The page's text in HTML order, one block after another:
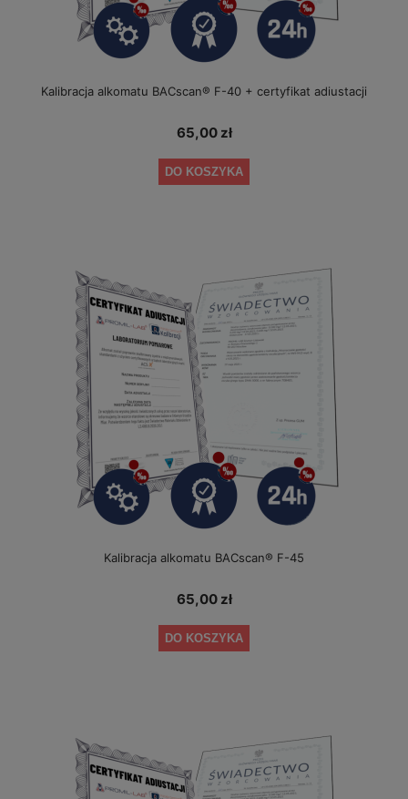
Kalibracja alkomatu BACscan® F-40 + certyfikat adiustacji
65,00 zł
DO KOSZYKA
Kalibracja alkomatu BACscan® F-45
65,00 zł
DO KOSZYKA